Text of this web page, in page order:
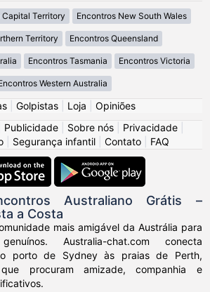
Territory Encontros New South Wales
Territory Encontros Queensland
Encontros Tasmania Encontros Victoria
Western Australia
Golpistas Loja
Opiniões
Publicidade Sobre nós Privacidade
Segurança infantil Contato FAQ
Australiano Grátis –
a Costa
mais amigável da Austrália para
Australia-chat.com conecta
o porto de Sydney às praias de Perth,
procuram amizade, companhia e